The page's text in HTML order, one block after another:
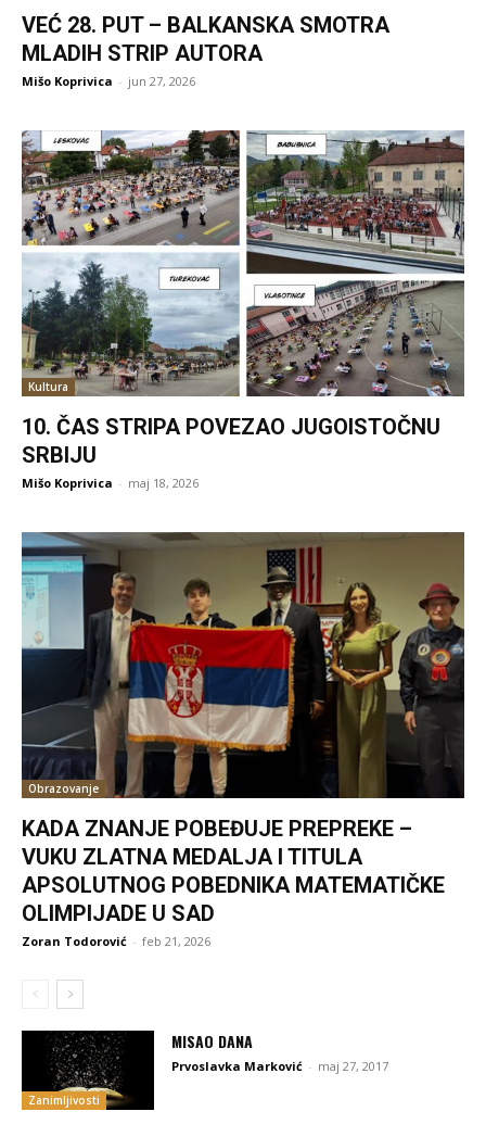
VEĆ 28. PUT – BALKANSKA SMOTRA
MLADIH STRIP AUTORA
Mišo Koprivica - jun 27, 2026
Kultura
10. ČAS STRIPA POVEZAO JUGOISTOČNU
SRBIJU
Mišo Koprivica - maj 18, 2026
Obrazovanje
KADA ZNANJE POBEĐUJE PREPREKE –
VUKU ZLATNA MEDALJA I TITULA
APSOLUTNOG POBEDNIKA MATEMATIČKE
OLIMPIJADE U SAD
Zoran Todorović - feb 21, 2026
Zanimljivosti
MISAO DANA
Prvoslavka Marković - maj 27, 2017